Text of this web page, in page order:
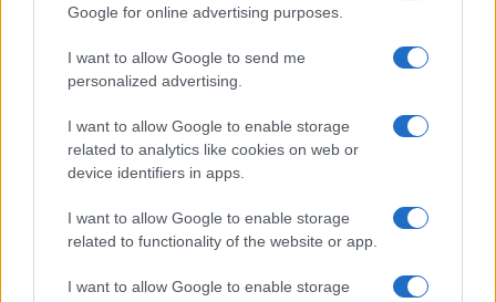
Google for online advertising purposes.
I want to allow Google to send me
personalized advertising.
I want to allow Google to enable storage
related to analytics like cookies on web or
device identifiers in apps.
I want to allow Google to enable storage
related to functionality of the website or app.
I want to allow Google to enable storage
I nostri cari
I nostri cari